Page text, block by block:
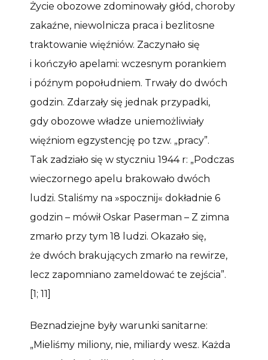
Życie obozowe zdominowały głód, choroby
zakaźne, niewolnicza praca i bezlitosne
traktowanie więźniów. Zaczynało się
i kończyło apelami: wczesnym porankiem
i późnym popołudniem. Trwały do dwóch
godzin. Zdarzały się jednak przypadki,
gdy obozowe władze uniemożliwiały
więźniom egzystencję po tzw. „pracy”.
Tak zadziało się w styczniu 1944 r: „Podczas
wieczornego apelu brakowało dwóch
ludzi. Staliśmy na »spocznij« dokładnie 6
godzin – mówił Oskar Paserman – Z zimna
zmarło przy tym 18 ludzi. Okazało się,
że dwóch brakujących zmarło na rewirze,
lecz zapomniano zameldować te zejścia”.
[1; 11]
Beznadziejne były warunki sanitarne:
„Mieliśmy miliony, nie, miliardy wesz. Każda